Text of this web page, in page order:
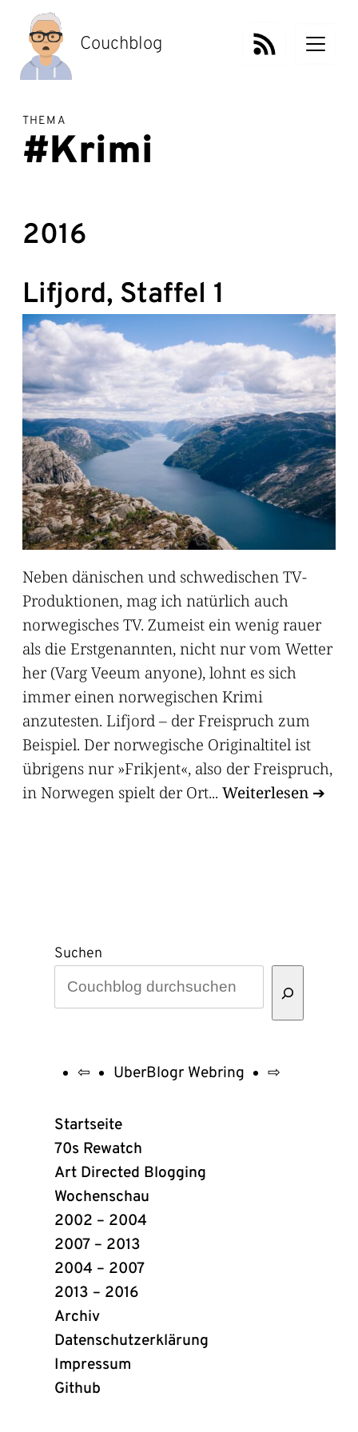
Inhalt
springen
Couchblog
THEMA
#Krimi
2016
Lifjord, Staffel 1
Neben dänischen und schwedischen TV-
Produktionen, mag ich natürlich auch
norwegisches TV. Zumeist ein wenig rauer
als die Erstgenannten, nicht nur vom Wetter
her (Varg Veeum anyone), lohnt es sich
immer einen norwegischen Krimi
anzutesten. Lifjord – der Freispruch zum
Beispiel. Der norwegische Originaltitel ist
übrigens nur »Frikjent«, also der Freispruch,
in Norwegen spielt der Ort... Weiterlesen
Suchen
UberBlogr
Webring
Links
⇦ UberBlogr Webring ⇨
Startseite
70s Rewatch
Art Directed Blogging
Wochenschau
2002 – 2004
2007 – 2013
2004 – 2007
2013 – 2016
Archiv
Datenschutzerklärung
Impressum
Github